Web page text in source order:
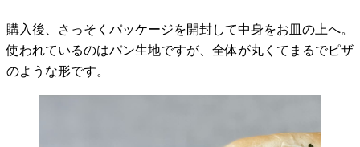
購入後、さっそくパッケージを開封して中身をお皿の上へ。
使われているのはパン生地ですが、全体が丸くてまるでピザ
のような形です。